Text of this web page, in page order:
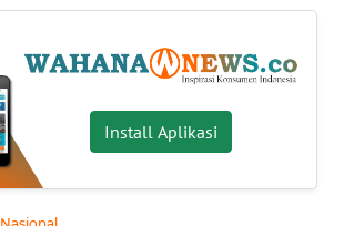
Install Aplikasi